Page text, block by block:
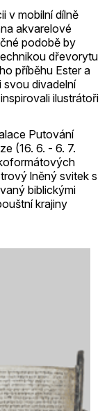
v mobilní dílně
akvarelové
podobě by
dřevorytu
příběhu Ester a
svou divadelní
ilustrátoři
Putování
(16. 6. - 6. 7.
lněný svitek s
biblickými
krajiny